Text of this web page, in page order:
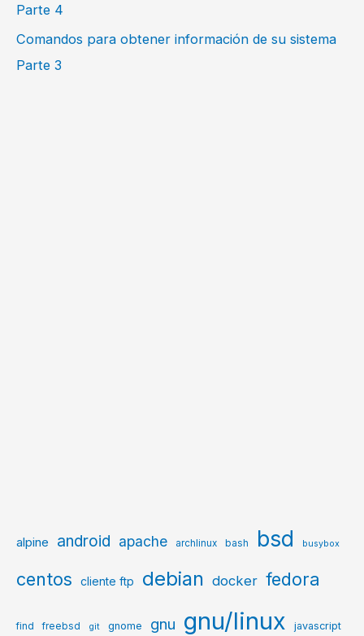
Parte 4
Comandos para obtener información de su sistema
Parte 3
alpine android apache archlinux bash bsd busybox
centos cliente ftp debian docker fedora
find freebsd git gnome gnu gnu/linux javascript